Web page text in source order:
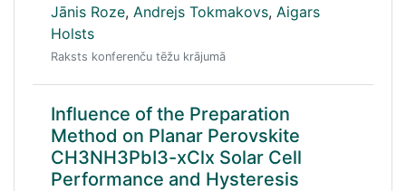
Jānis Roze, Andrejs Tokmakovs, Aigars
Holsts
Raksts konferenču tēžu krājumā
Influence of the Preparation
Method on Planar Perovskite
CH3NH3PbI3-xClx Solar Cell
Performance and Hysteresis